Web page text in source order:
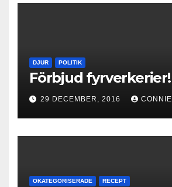
DJUR POLITIK
Förbjud fyrverkerier!
29 DECEMBER, 2016 CONNIE
OKATEGORISERADE RECEPT